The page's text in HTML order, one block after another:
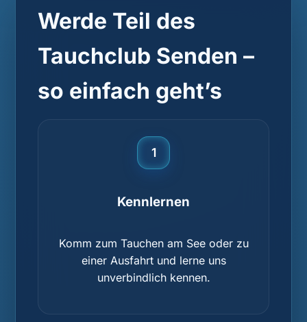
Werde Teil des
Tauchclub Senden –
so einfach geht’s
1
Kennlernen
Komm zum Tauchen am See oder zu
einer Ausfahrt und lerne uns
unverbindlich kennen.